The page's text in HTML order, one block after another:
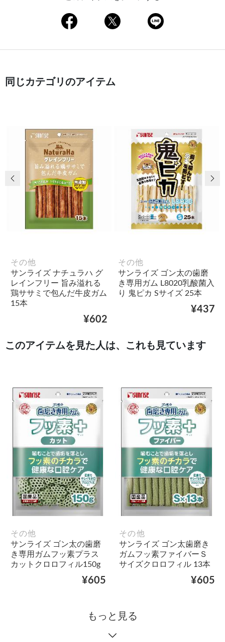
同じカテゴリのアイテム
その他
サンライズ ナチュラハ グ
レインフリー 旨み溢れる
鶏ササミで包んだ牛皮ガム
15本
¥602
その他
サンライズ ゴン太の歯磨
き専用ガム L8020乳酸菌入
り 鬼ピカ Sサイズ 25本
¥437
前の画像 次
このアイテムを見た人は、これも見ています
その他
サンライズ ゴン太の歯磨
き専用ガムフッ素プラス
カットクロロフィル150g
¥605
その他
サンライズ ゴン太歯磨き
ガムフッ素ファイバーＳ
サイズクロロフィル 13本
¥605
もっと見る